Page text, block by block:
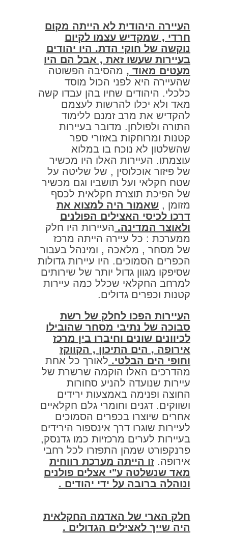
העיירה היהודית לא הייתה מקום
חרדי , שמקדיש עצמו לקיום
נוקשה של חוקי הדת. היו יהודים
בעיירות שעשו זאת , אבל הם היו
מעטים מאוד , מהסיבה הפשוטה
שהעיירה היא לפני הכול מוסד
כלכלי. היהודים שחיו בהן עבדו קשה
מאד ולא יכלו להרשות לעצמם
להקדיש את מרב זמנם ללימוד
התורה ולפולחן. מדובר בעיירות
קטנות ומרוחקות באזורי ספר
שהשלטון לא נוכח בו במלוא
עוצמתו. העיירות האלו היו מכשיר
של פיזור אוכלוסין , של שליטה על
שטח חקלאי ועל תושביו וגם מכשיר
של הפיכת תוצרת חקלאית לכסף
מזומן , שאמור היה למצוא את
דרכו לכיסי האצילים הפולנים
ולאוצר המדינה. העיירות היו חלק
ממערכת : כל עיירה הייתה מרכז
של מסחר , מלאכה , ומינהל בעבור
הכפרים הסמוכים. היו עיירות גדולות
שסיפקו מגוון גדול יותר של שירותים
למרחב החקלאי שכלל כמה עיירות
קטנות וכפרים גדולים.
העיירות הפכו לחלק של רשת
סבוכה של נתיבי מסחר שהובילו
לכיוונים שונים וחיברו בין מרכז
אירופה , הים התיכון , הקווקז
וחופי הים הבלטי. לאורך כל אחת
מהדרכים האלו הוקמה שרשרת של
עיירות שנועדה להניע סחורות
החוצה ופנימה באמצעות ירידים
ושווקים. דגנים וחומרי גלם חקלאיים
אחרים שיוצרו בכפרים הסמוכים
לעיירות שוגרו דרך אינספור הירידים
בעיירות לערים מרכזיות כמו גדנסק,
פרנקפורט שמהן התפזרו לכל רחבי
אירופה. זו הייתה מערכת רווחית
מאד שנשלטה ע"י אצלים פולנים
ונוהלה ברובה על ידי יהודים .
חלק הארי של האדמה החקלאית
היה שייך לאצילים הגדולים .